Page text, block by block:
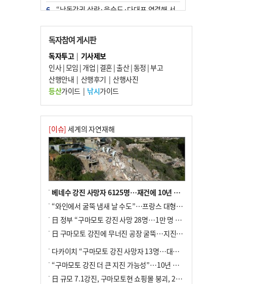
6
“낙동강권 삼락·을숙도·다대포 연결해 서
7
오늘의 날씨- 2026년 8월 7일
8
외국인 선원 ‘인신매매 경유지’ 된 부산…
우려가 현실로
9
[사설] 해수부 신청사 북항으로 확정, 해양
수도 도약의 전환점
10 르노 못 타는 부산시장…관용차 규정에 막
힌 지역기업 응원
독자참여 게시판
독자투고| 기사제보
인사|모임 | 개업 | 결혼|출산|동정 |부고
산행안내 | 산행후기 | 산행사진
등산가이드| 낚시가이드
[이슈] 세계의 자연재해
베네수 강진 사망자 6125명…재건에 10년 이상 걸릴수도
“와인에서 굴뚝 냄새 날 수도”…프랑스 대형 산불에 보르도 와인 품질 위협
日 정부 “구마모토 강진 사망 28명…1만 명 대피”
日 구마모토 강진에 무너진 공장 굴뚝…지진 사망자 최소 13명
다카이치 “구마모토 강진 사망자 13명…대규모 피해 확인”
“구마모토 강진 더 큰 지진 가능성”…10년 전 지진에 단층 재활성
日 규모 7.1강진, 구마모토현 쇼핑몰 붕괴, 2명 사망